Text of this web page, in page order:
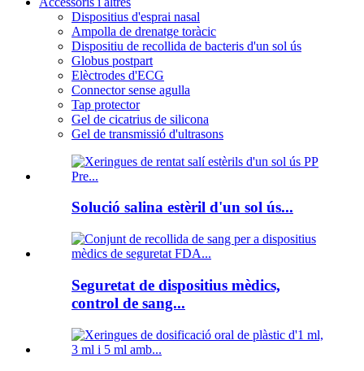
Dispositius d'esprai nasal
Ampolla de drenatge toràcic
Dispositiu de recollida de bacteris d'un sol ús
Globus postpart
Elèctrodes d'ECG
Connector sense agulla
Tap protector
Gel de cicatrius de silicona
Gel de transmissió d'ultrasons
Solució salina estèril d'un sol ús...
Seguretat de dispositius mèdics,
control de sang...